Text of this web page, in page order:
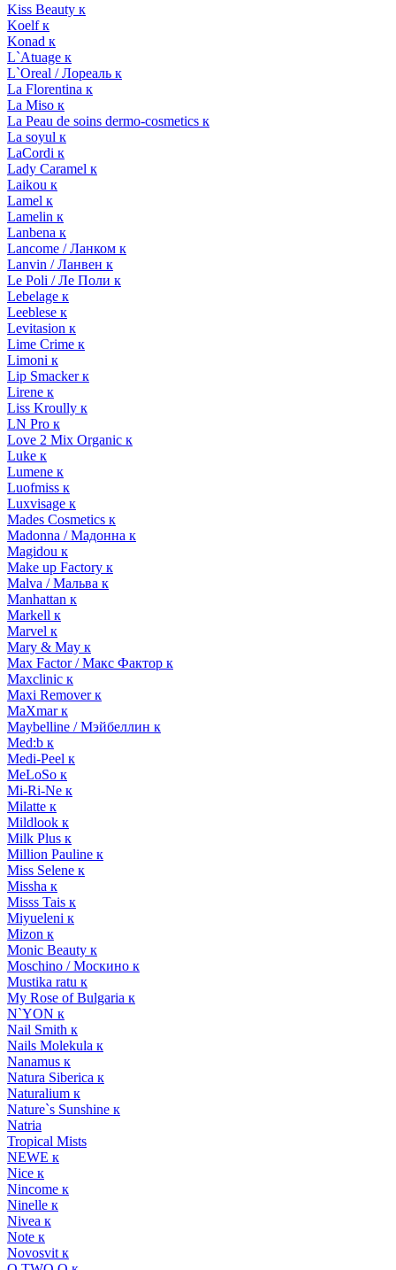
Kiss Beauty к
Koelf к
Konad к
L`Atuage к
L`Oreal / Лореаль к
La Florentina к
La Miso к
La Peau de soins dermo-cosmetics к
La soyul к
LaCordi к
Lady Caramel к
Laikou к
Lamel к
Lamelin к
Lanbena к
Lancome / Ланком к
Lanvin / Ланвен к
Le Poli / Ле Поли к
Lebelage к
Leeblese к
Levitasion к
Lime Crime к
Limoni к
Lip Smacker к
Lirene к
Liss Kroully к
LN Pro к
Love 2 Mix Organic к
Luke к
Lumene к
Luofmiss к
Luxvisage к
Mades Cosmetics к
Madonna / Мадонна к
Magidou к
Make up Factory к
Malva / Мальва к
Manhattan к
Markell к
Marvel к
Mary & May к
Max Factor / Макс Фактор к
Maxclinic к
Maxi Remover к
MaXmar к
Maybelline / Мэйбеллин к
Med:b к
Medi-Peel к
MeLoSo к
Mi-Ri-Ne к
Milatte к
Mildlook к
Milk Plus к
Million Pauline к
Miss Selene к
Missha к
Misss Tais к
Miyueleni к
Mizon к
Monic Beauty к
Moschino / Москино к
Mustika ratu к
My Rose of Bulgaria к
N`YON к
Nail Smith к
Nails Molekula к
Nanamus к
Natura Siberica к
Naturalium к
Nature`s Sunshine к
Natria
Tropical Mists
NEWE к
Nice к
Nincome к
Ninelle к
Nivea к
Note к
Novosvit к